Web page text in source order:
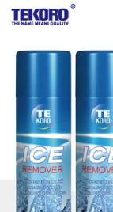
একটি
অনুরোধ
করুন
সাইট
ম্যাপ